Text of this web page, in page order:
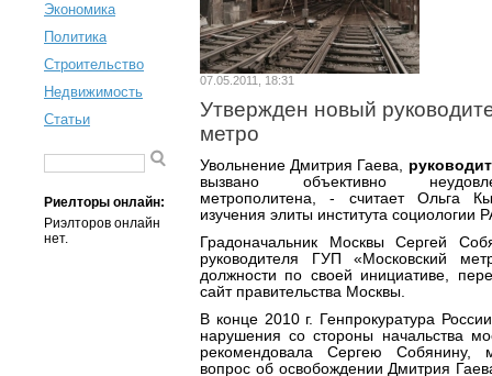
Экономика
Политика
Строительство
Недвижимость
Статьи
Риелторы онлайн:
Риэлторов онлайн
нет.
07.05.2011, 18:31
Утвержден новый
метро
Увольнение Дмитрия Гаева,
вызвано объективно
метрополитена, - считает Ольга
изучения элиты института социологии
Градоначальник Москвы Сергей
руководителя ГУП «Московский
должности по своей инициативе,
сайт правительства Москвы.
В конце 2010 г. Генпрокуратура
нарушения со стороны начальства
рекомендовала Сергею Собянину,
вопрос об освобождении Дмитрия